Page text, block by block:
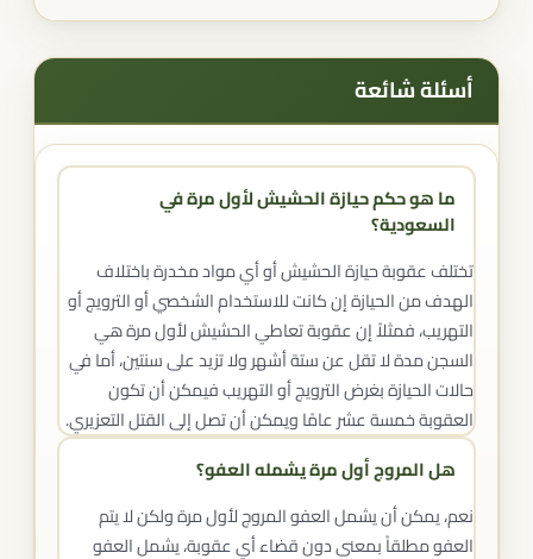
أسئلة شائعة
ما هو حكم حيازة الحشيش لأول مرة في
السعودية؟
تختلف عقوبة حيازة الحشيش أو أي مواد مخدرة باختلاف
الهدف من الحيازة إن كانت للاستخدام الشخصي أو الترويج أو
التهريب، فمثلاً إن عقوبة تعاطي الحشيش لأول مرة هي
السجن مدة لا تقل عن ستة أشهر ولا تزيد على سنتين، أما في
حالات الحيازة بغرض الترويج أو التهريب فيمكن أن تكون
العقوبة خمسة عشر عامًا ويمكن أن تصل إلى القتل التعزيري.
هل المروج أول مرة يشمله العفو؟
نعم، يمكن أن يشمل العفو المروج لأول مرة ولكن لا يتم
العفو مطلقاً بمعنى دون قضاء أي عقوبة، يشمل العفو